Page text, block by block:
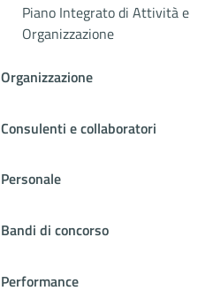
Piano Integrato di Attività e
Organizzazione
Organizzazione
Consulenti e collaboratori
Personale
Bandi di concorso
Performance